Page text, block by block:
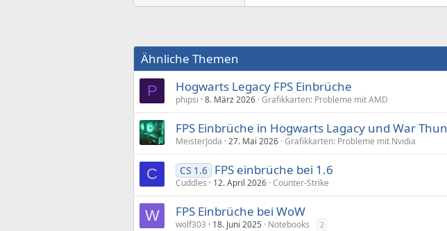
Ähnliche Themen
P Hogwarts Legacy FPS Einbrüche
phipsi 8. März 2026 Grafikkarten: Probleme mit AMD
FPS Einbrüche in Hogwarts Lagacy und War
MeisterJoda 27. Mai 2026 Grafikkarten: Probleme mit Nvidia
C CS 1.6 FPS einbrüche bei 1.6
Cuddles 12. April 2026 Counter-Strike
W FPS Einbrüche bei WoW
wolf303 18. Juni 2025 Notebooks 2